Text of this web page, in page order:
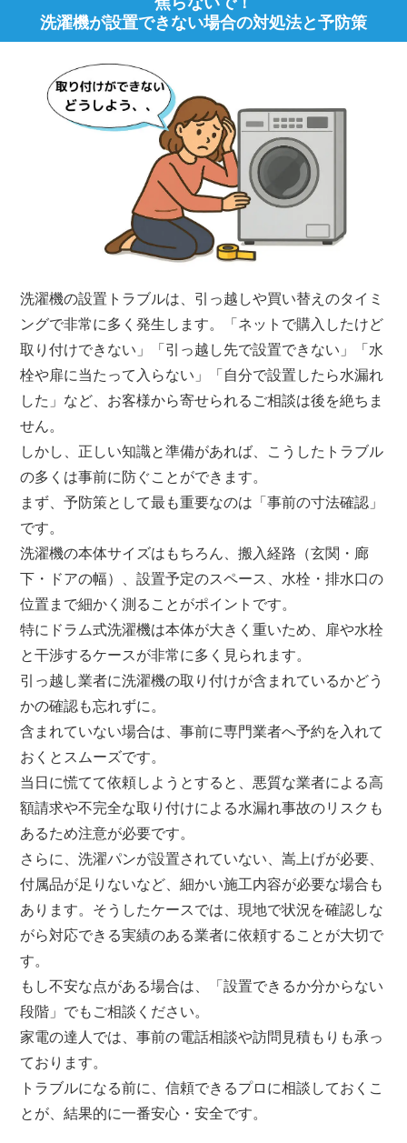
洗濯機が設置できない場合の対処法と予防策
洗濯機の設置トラブルは、引っ越しや買い替えのタイミ
ングで非常に多く発生します。「ネットで購入したけど
取り付けできない」「引っ越し先で設置できない」「水
栓や扉に当たって入らない」「自分で設置したら水漏れ
した」など、お客様から寄せられるご相談は後を絶ちま
せん。
しかし、正しい知識と準備があれば、こうしたトラブル
の多くは事前に防ぐことができます。
まず、予防策として最も重要なのは「事前の寸法確認」
です。
洗濯機の本体サイズはもちろん、搬入経路（玄関・廊
下・ドアの幅）、設置予定のスペース、水栓・排水口の
位置まで細かく測ることがポイントです。
特にドラム式洗濯機は本体が大きく重いため、扉や水栓
と干渉するケースが非常に多く見られます。
引っ越し業者に洗濯機の取り付けが含まれているかどう
かの確認も忘れずに。
含まれていない場合は、事前に専門業者へ予約を入れて
おくとスムーズです。
当日に慌てて依頼しようとすると、悪質な業者による高
額請求や不完全な取り付けによる水漏れ事故のリスクも
あるため注意が必要です。
さらに、洗濯パンが設置されていない、嵩上げが必要、
付属品が足りないなど、細かい施工内容が必要な場合も
あります。そうしたケースでは、現地で状況を確認しな
がら対応できる実績のある業者に依頼することが大切で
す。
もし不安な点がある場合は、「設置できるか分からない
段階」でもご相談ください。
家電の達人では、事前の電話相談や訪問見積もりも承っ
ております。
トラブルになる前に、信頼できるプロに相談しておくこ
とが、結果的に一番安心・安全です。